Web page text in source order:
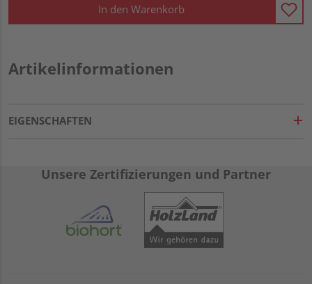
In den Warenkorb
Artikelinformationen
EIGENSCHAFTEN
Unsere Zertifizierungen und Partner